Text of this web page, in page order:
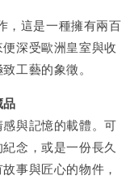
，這是一種擁有兩百
深受歐洲皇室與收
工藝的象徵。
與記憶的載體。可
念，或是一份長久
事與匠心的物件，